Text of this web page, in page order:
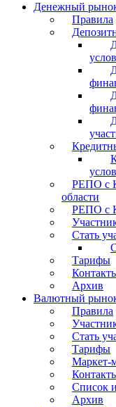
Денежный
Правила
РЕПО с
области
РЕПО с
Стать
Тарифы
Архив
Валютный
Правила
Стать
Тарифы
Маркет-
Список
Архив